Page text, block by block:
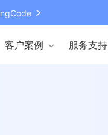
客户案例 服务支持